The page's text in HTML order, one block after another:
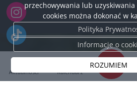
Aktualności Kalendarz
przechowywania lub
cookies można dokonać w
Polityka
Informacje o
ROZUMIEM